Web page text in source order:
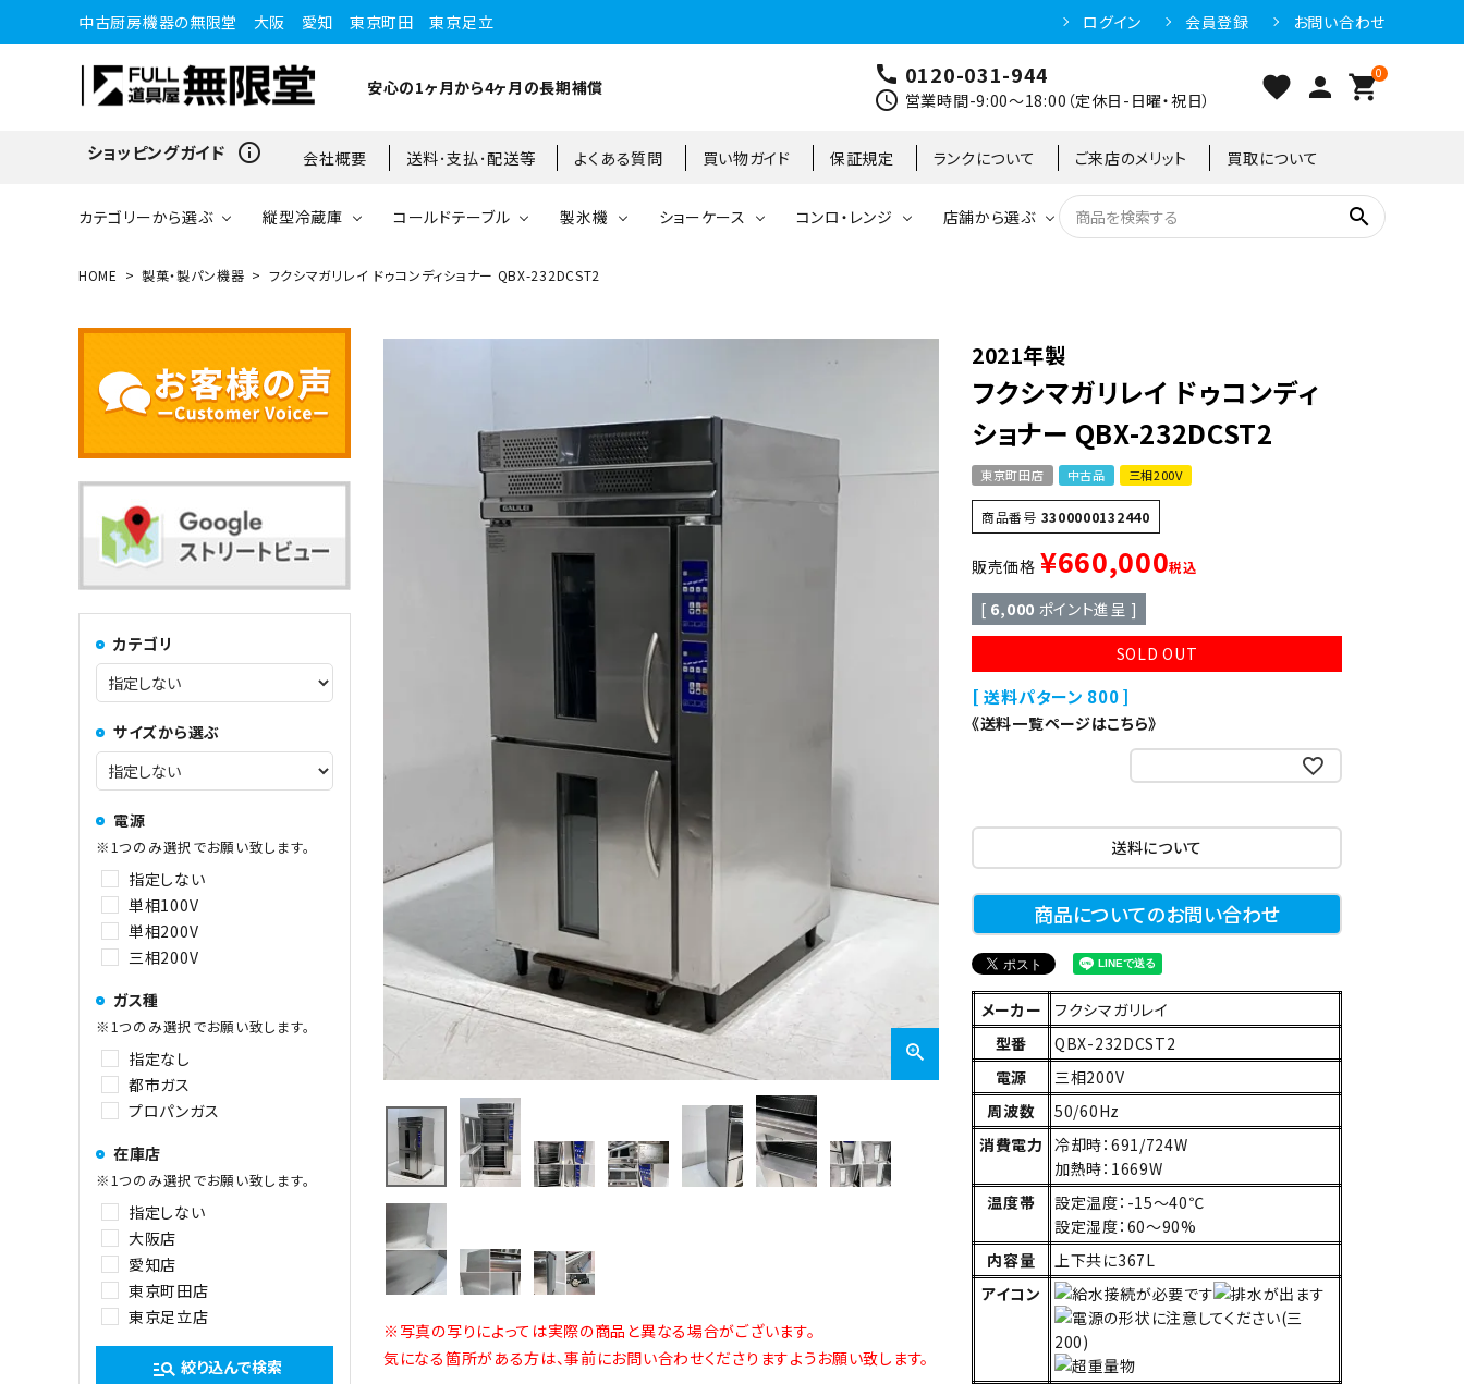
中古厨房機器の無限堂 大阪 愛知 東京町田 東京足立 ログイン 会員登録 お問い合わせ
安心の1ヶ月から4ヶ月の長期補償 call 0120-031-944
schedule 営業時間-9:00～18:00（定休日-日曜・祝日） favorite person 0
shopping_cart
ショッピングガイド info_outline 会社概要 送料･支払･配送等 よくある質問 買い物ガイド 保証規定 ランクについて ご来店のメリット 買取について
カテゴリーから選ぶ
ショーケース 冷凍ストッカー
コンロ・レンジ 業務用オーブン フライヤー ゆで麺機
スープレンジ 製菓・製パン機器
コーヒーマシン関連 店舗用家具
その他
縦型冷蔵庫
ブラストチラー・ショックフ
リーザー
コールドテーブル
ドロワータイプ・他
製氷機
65kg 95kg
100kg以上 チップ・フレークアイス ビッグアイス・その他異形
ショーケース
ワインセラー・ワインクーラ
ー
コンロ・レンジ 店舗から選ぶ search
HOME 製菓・製パン機器 フクシマガリレイ ドゥコンディショナー QBX-232DCST2
カテゴリ
サイズから選ぶ
電源
※1つのみ選択でお願い致します。
指定しない
単相100V
単相200V
三相200V
ガス種
※1つのみ選択でお願い致します。
指定なし
都市ガス
プロパンガス
在庫店
※1つのみ選択でお願い致します。
指定しない
大阪店
愛知店
東京町田店
東京足立店
manage_search 絞り込んで検索
※写真の写りによっては実際の商品と異なる場合がございます。
気になる箇所がある方は、事前にお問い合わせくださりますようお願い致します。
2021年製
フクシマガリレイ ドゥコンディ
ショナー QBX-232DCST2
東京町田店 中古品 三相200V
商品番号 3300000132440
販売価格 ¥660,000税込
[ 6,000 ポイント進呈 ]
SOLD OUT
送料パターン 800
《送料一覧ページはこちら》
送料について
商品についてのお問い合わせ
メーカー
フクシマガリレイ
型番
QBX-232DCST2
電源
三相200V
周波数
50/60Hz
消費電力
冷却時：691/724W
加熱時：1669W
温度帯
設定温度：-15～40℃
設定湿度：60～90%
内容量
上下共に367L
アイコン